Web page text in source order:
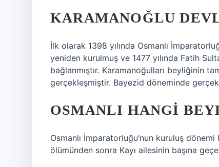
KARAMANOĞLU
İlk olarak 1398 yılında Osmanlı
yeniden kurulmuş ve 1477 yılında Fatih
bağlanmıştır. Karamanoğulları beyliğinin
gerçekleşmiştir. Bayezid döneminde
OSMANLI HANGI
Osmanlı İmparatorluğu’nun kuruluş
ölümünden sonra Kayı ailesinin başına